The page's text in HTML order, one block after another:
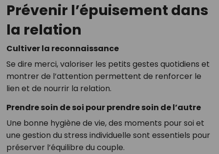
Prévenir l’épuisement dans
la relation
Cultiver la reconnaissance
Se dire merci, valoriser les petits gestes quotidiens et
montrer de l’attention permettent de renforcer le
lien et de nourrir la relation.
Prendre soin de soi pour prendre soin de l’autre
Une bonne hygiène de vie, des moments pour soi et
une gestion du stress individuelle sont essentiels pour
préserver l’équilibre du couple.